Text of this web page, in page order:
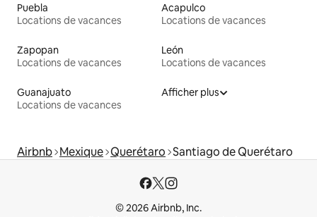
Puebla
Locations de vacances
Acapulco
Locations de vacances
Zapopan
Locations de vacances
León
Locations de vacances
Guanajuato
Locations de vacances
Afficher plus
Airbnb Mexique Querétaro Santiago de Querétaro
© 2026 Airbnb, Inc.